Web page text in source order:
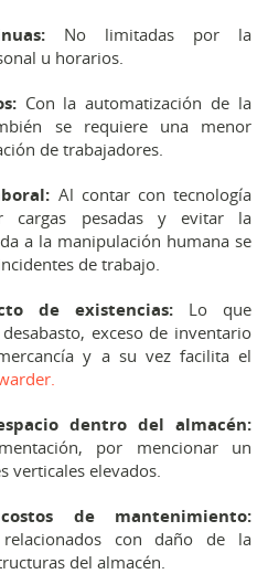
No limitadas por la
u horarios.
Con la automatización de la
se requiere una menor
de trabajadores.
Al contar con tecnología
cargas pesadas y evitar la
a la manipulación humana se
de trabajo.
de existencias: Lo que
exceso de inventario
y a su vez facilita el
dentro del almacén:
por mencionar un
verticales elevados.
de mantenimiento:
relacionados con daño de la
del almacén.